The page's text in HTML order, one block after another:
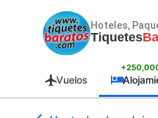
Hoteles,
Tiquetes
Vuelos